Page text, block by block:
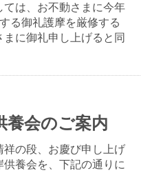
は、お不動さまに今年
る御礼護摩を厳修する
に御礼申し上げると同
養会のご案内
の段、お慶び申し上げ
養会を、下記の通りに